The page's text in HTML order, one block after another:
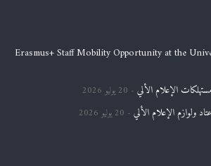
Erasmus+ Staff Mobility Opportunity at the
الإعلام الألي 20 يوليو 2026
ولوازم الإعلام الألي 20 يوليو 2026